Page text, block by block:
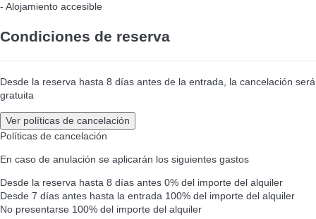
- Alojamiento accesible
Condiciones de reserva
Desde la reserva hasta 8 días antes de la entrada, la cancelación será
gratuita
Ver políticas de cancelación
Políticas de cancelación
En caso de anulación se aplicarán los siguientes gastos
Desde la reserva hasta 8 días antes 0% del importe del alquiler
Desde 7 días antes hasta la entrada 100% del importe del alquiler
No presentarse 100% del importe del alquiler